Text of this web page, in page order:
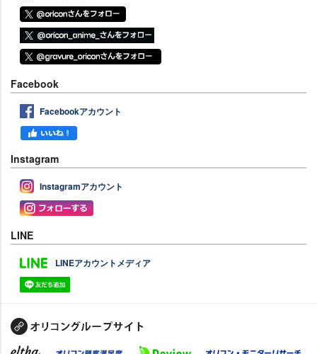
Facebook
Facebookアカウント
Instagram
Instagramアカウント
LINE
LINEアカウントメディア